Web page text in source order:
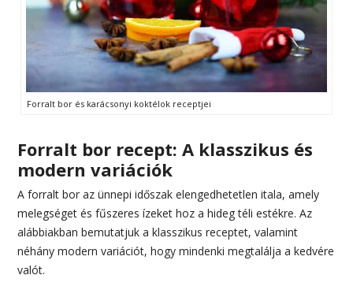
Forralt bor és karácsonyi koktélok receptjei
Forralt bor recept: A klasszikus és
modern variációk
A forralt bor az ünnepi időszak elengedhetetlen itala, amely
melegséget és fűszeres ízeket hoz a hideg téli estékre. Az
alábbiakban bemutatjuk a klasszikus receptet, valamint
néhány modern variációt, hogy mindenki megtalálja a kedvére
valót.